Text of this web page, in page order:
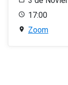
17:00
Zoom